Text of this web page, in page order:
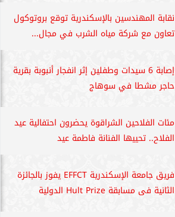
نقابة المهندسين بالإسكندرية توقع بروتوكول
تعاون مع شركة مياه الشرب في مجال...
إصابة 6 سيدات وطفلين إثر انفجار أنبوبة بقرية
حاجر مشطا في سوهاج
مئات الفلاحين الشراقوة يحضرون احتفالية عيد
الفلاح.. تحييها الفنانة فاطمة عيد
فريق جامعة الإسكندرية EFFCT يفوز بالجائزة
الثانية فى مسابقة Hult Prize الدولية